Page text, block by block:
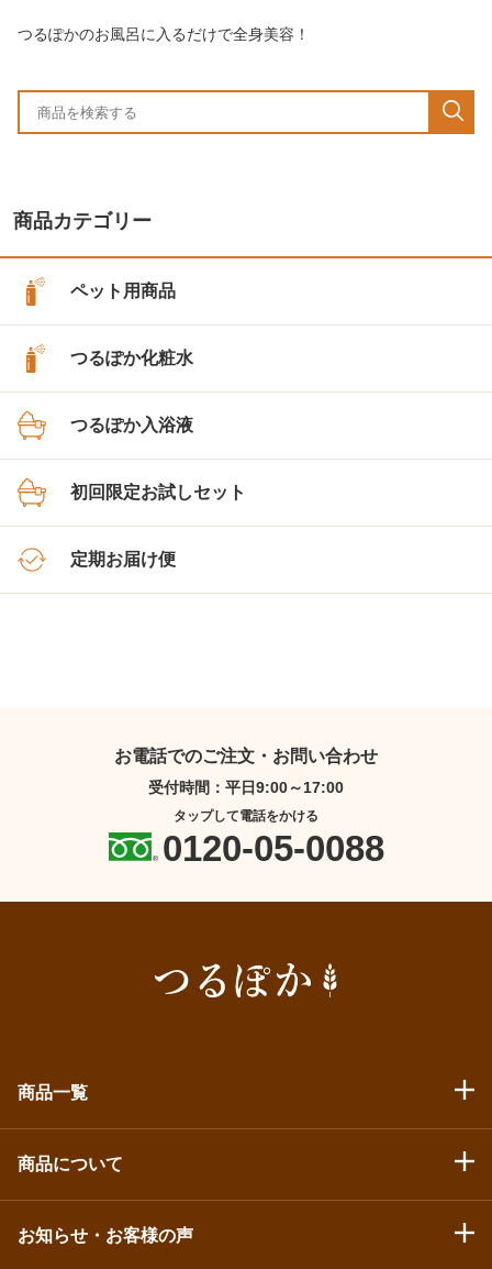
つるぽかのお風呂に入るだけで全身美容！
商品カテゴリー
ペット用商品
つるぽか化粧水
つるぽか入浴液
初回限定お試しセット
定期お届け便
お電話でのご注文・お問い合わせ
受付時間：平日9:00～17:00
タップして電話をかける
0120-05-0088
商品一覧
商品について
お知らせ・お客様の声